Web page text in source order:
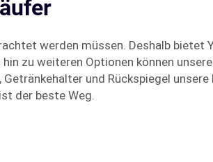
werden müssen. Deshalb bietet
zu weiteren Optionen können
und Rückspiegel
der beste Weg.